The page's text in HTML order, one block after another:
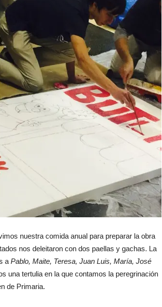
nuestra comida anual para preparar la obra
nos deleitaron con dos paellas y gachas. La
a Pablo, Maite, Teresa, Juan Luis, María, José
una tertulia en la que contamos la peregrinación
de Primaria.